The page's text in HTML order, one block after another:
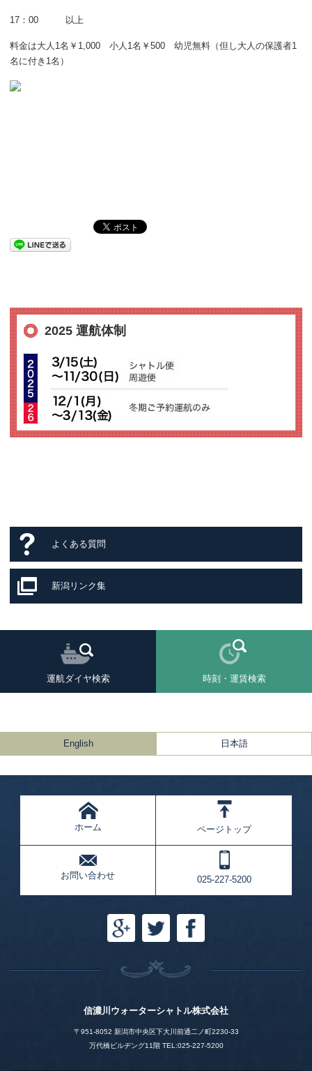
17：00 以上
料金は大人1名￥1,000 小人1名￥500 幼児無料（但し大人の保護者1
名に付き1名）
2025 運航体制
よくある質問
新潟リンク集
運航ダイヤ検索 時刻・運賃検索
English 日本語
ホーム ページトップ
お問い合わせ 025-227-5200
信濃川ウォーターシャトル株式会社
〒951-8052 新潟市中央区下大川前通二ノ町2230-33
万代橋ビルヂング11階 TEL:025-227-5200